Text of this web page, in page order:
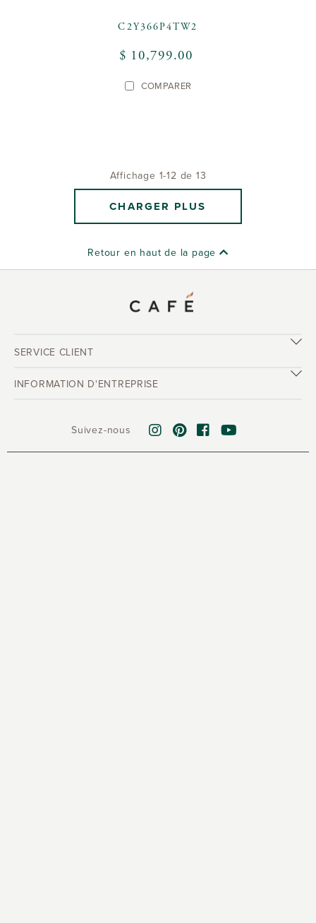
C2Y366P4TW2
$ 10,799.00
COMPARER
Affichage 1-12 de 13
CHARGER PLUS
Retour en haut de la page
SERVICE CLIENT
INFORMATION D'ENTREPRISE
Suivez-nous